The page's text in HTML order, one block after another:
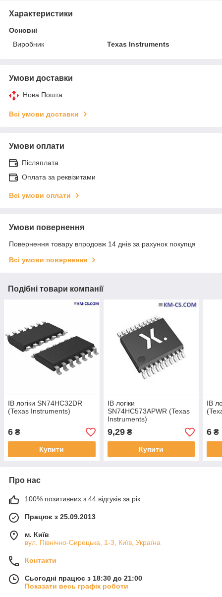
Характеристики
Основні
Виробник
Texas Instruments
Умови доставки
Нова Пошта
Всі умови доставки
Умови оплати
Післяплата
Оплата за реквізитами
Всі умови оплати
Умови повернення
Повернення товару впродовж 14 днів за рахунок покупця
Всі умови повернення
Подібні товари компанії
ІВ логіки SN74HC32DR
(Texas Instruments)
6 ₴
Купити
ІВ логіки
SN74HC573APWR (Texas
Instruments)
9,29₴
Купити
ІВ
6 ₴
Про нас
100% позитивних з 44 відгуків за рік
Працює з 25.09.2013
м. Київ
вул. Північно-Сирецька, 1-3, Київ, Україна
Контакти
Сьогодні працює з 18:30 до 21:00
Показати весь графік роботи